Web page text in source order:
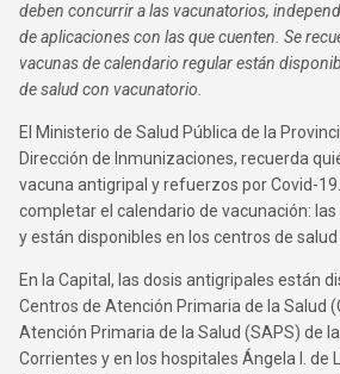
deben concurrir a las vacunatorios,
de aplicaciones con las que cuenten. Se
vacunas de calendario regular están
de salud con vacunatorio.
El Ministerio de Salud Pública de la
Dirección de Inmunizaciones, recuerda
vacuna antigripal y refuerzos por Covid-
completar el calendario de vacunación:
y están disponibles en los centros de
En la Capital, las dosis antigripales están
Centros de Atención Primaria de la Salud
Atención Primaria de la Salud (SAPS) de
Corrientes y en los hospitales Ángela I. de